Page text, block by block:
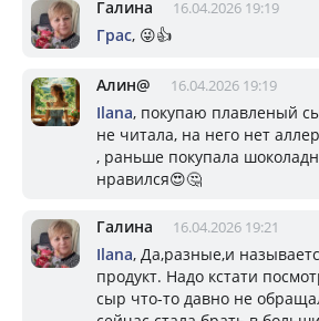
Галина 16.04.2026 19:19
Грас, 😜👍
Алин@ 16.04.2026 19:19
Ilana, покупаю плавленый
не читала, на него нет
, раньше покупала
нравился😍🤔
Галина 16.04.2026 19:21
Ilana, Да,разные,и
продукт. Надо кстати
сыр что-то давно не